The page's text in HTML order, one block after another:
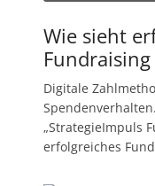
Wie sieht
Digitale
„StrategieImpuls
erfolgreiches